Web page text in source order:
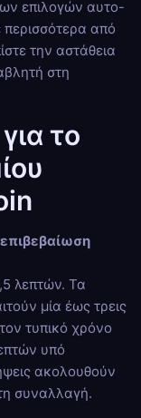
επιλογών αυτο-
περισσότερα από
την αστάθεια
στη
το
λεπτών. Τα
μία έως τρεις
τυπικό χρόνο
υπό
ακολουθούν
τη συναλλαγή.